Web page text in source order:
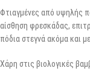
Φτιαγμένες από υψηλής
αίσθηση φρεσκάδας,
πόδια στεγνά ακόμα και
Χάρη στις βιολογικές